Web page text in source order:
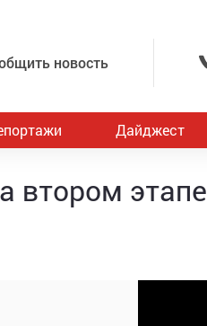
новость
Дайджест
втором этапе